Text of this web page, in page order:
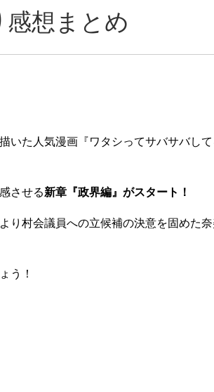
感想まとめ
いた人気漫画『ワタシってサバサバして
させる新章『政界編』がスタート！
り村会議員への立候補の決意を固めた
う！